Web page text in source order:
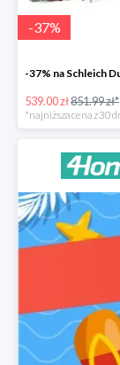
-37%
539.00 zł851.99 zł*